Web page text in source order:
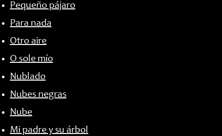
Pequeño pájaro
Para nada
Otro aire
O sole mío
Nublado
Nubes negras
Nube
Mi padre y su árbol